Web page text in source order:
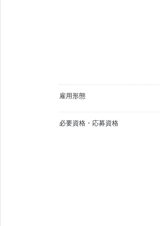
雇用形態
必要資格・応募資格